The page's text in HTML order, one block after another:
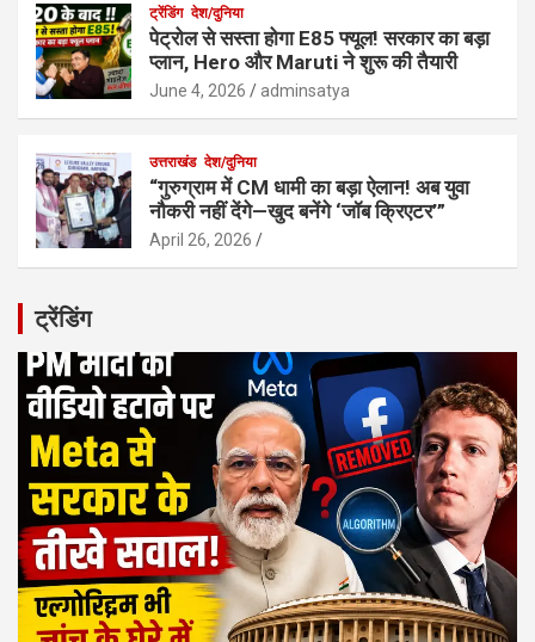
ट्रेंडिंग देश/दुनिया
पेट्रोल से सस्ता होगा E85 फ्यूल! सरकार का बड़ा
प्लान, Hero और Maruti ने शुरू की तैयारी
June 4, 2026 adminsatya
उत्तराखंड देश/दुनिया
“गुरुग्राम में CM धामी का बड़ा ऐलान! अब युवा
नौकरी नहीं देंगे—खुद बनेंगे ‘जॉब क्रिएटर’”
April 26, 2026
ट्रेंडिंग